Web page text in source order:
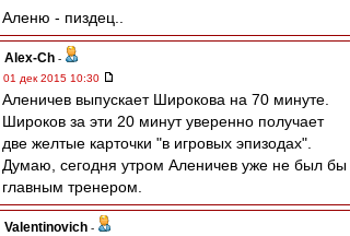
Аленю - пиздец..
Alex-Ch -
01 дек 2015 10:30
Аленичев выпускает Широкова на 70 минуте.
Широков за эти 20 минут уверенно получает
две желтые карточки "в игровых эпизодах".
Думаю, сегодня утром Аленичев уже не был бы
главным тренером.
Valentinovich -